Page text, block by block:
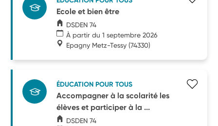
Ecole et bien être
DSDEN 74
À partir du 1 septembre 2026
Epagny Metz-Tessy (74330)
ÉDUCATION POUR TOUS
Accompagner à la scolarité les
élèves et participer à la ...
DSDEN 74